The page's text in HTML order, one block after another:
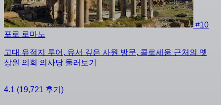
#10
포로 로마노
고대 유적지 투어, 유서 깊은 사원 방문, 콜로세움 근처의 옛
상원 의회 의사당 둘러보기
4.1 (19,721 후기)